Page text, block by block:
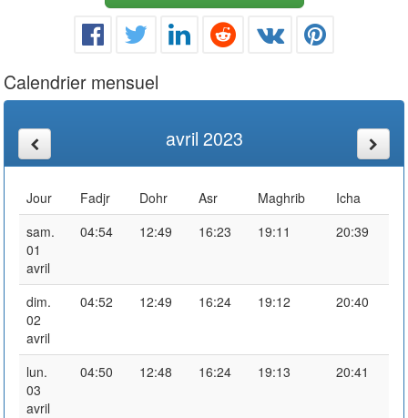
Calendrier mensuel
avril 2023
Jour Fadjr Dohr Asr Maghrib
Icha
sam.
01
avril
04:54 12:49 16:23 19:11 20:39
dim.
02
avril
04:52 12:49 16:24 19:12 20:40
lun.
03
avril
04:50 12:48 16:24 19:13 20:41